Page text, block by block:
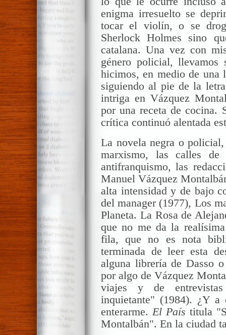
enigma irresuelto se
tocar el violín, o se
Sherlock Holmes sino
catalana. Una vez con
género policial, llevamos
hicimos, en medio de una
siguiendo al pie de la
intriga en Vázquez
por una receta de cocina.
crítica continuó alentada
La novela negra o
marxismo, las calles
antifranquismo, las
Manuel Vázquez
alta intensidad y de bajo
del manager (1977), Los
Planeta. La Rosa de
que no me da la
fila, que no es nota
terminada de leer esta
alguna librería de Dasso
por algo de Vázquez
viajes y de
inquietante" (1984). ¿Y a
enterarme. El País titula
Montalbán". En la ciudad